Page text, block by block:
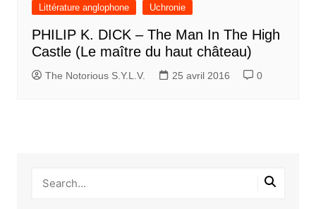
Littérature anglophone Uchronie
PHILIP K. DICK – The Man In The High
Castle (Le maître du haut château)
The Notorious S.Y.L.V. 25 avril 2016 0